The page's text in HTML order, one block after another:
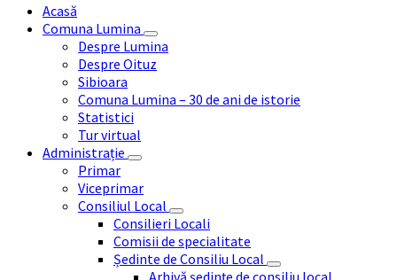
Acasă
Comuna Lumina
Despre Lumina
Despre Oituz
Sibioara
Comuna Lumina – 30 de ani de istorie
Statistici
Tur virtual
Administrație
Primar
Viceprimar
Consiliul Local
Consilieri Locali
Comisii de specialitate
Ședinte de Consiliu Local
Arhivă ședințe de consiliu local